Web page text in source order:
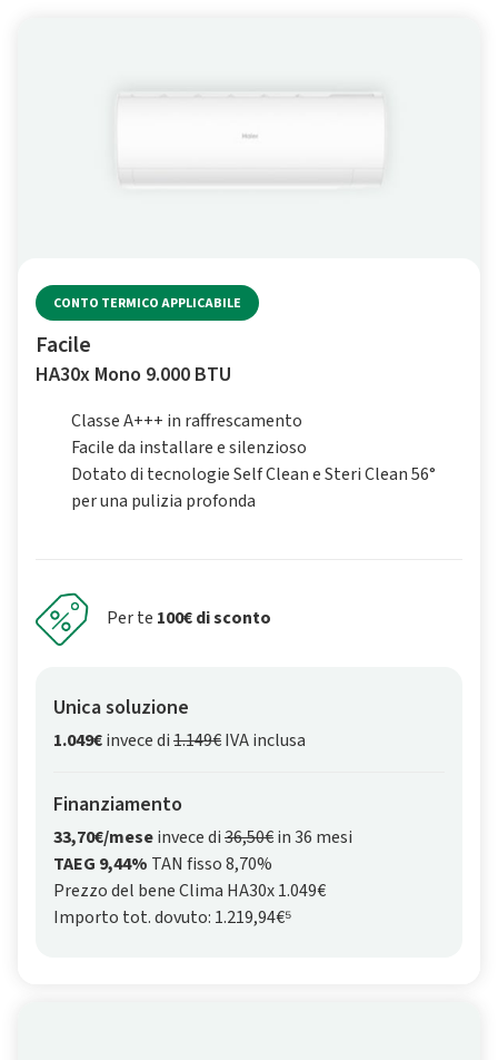
CONTO TERMICO APPLICABILE
Facile
HA30x Mono 9.000 BTU
Classe A+++ in raffrescamento
Facile da installare e silenzioso
Dotato di tecnologie Self Clean e Steri Clean 56°
per una pulizia profonda
Per te 100€ di sconto
Unica soluzione
1.049€invece di1.149€IVA inclusa
Finanziamento
33,70€/meseinvece di36,50€in 36 mesi
TAEG 9,44% TAN fisso 8,70%
Prezzo del bene Clima HA30x 1.049€
Importo tot. dovuto: 1.219,94€⁵